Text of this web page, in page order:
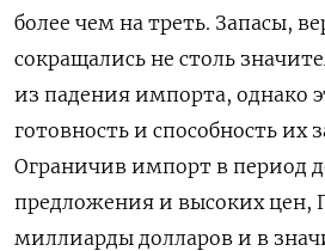
более ​чем на треть. Запасы,
сокращались не столь
из падения импорта, однако
готовность ⁠и способность их
Ограничив импорт в период
предложения и высоких цен,
миллиарды долларов и в